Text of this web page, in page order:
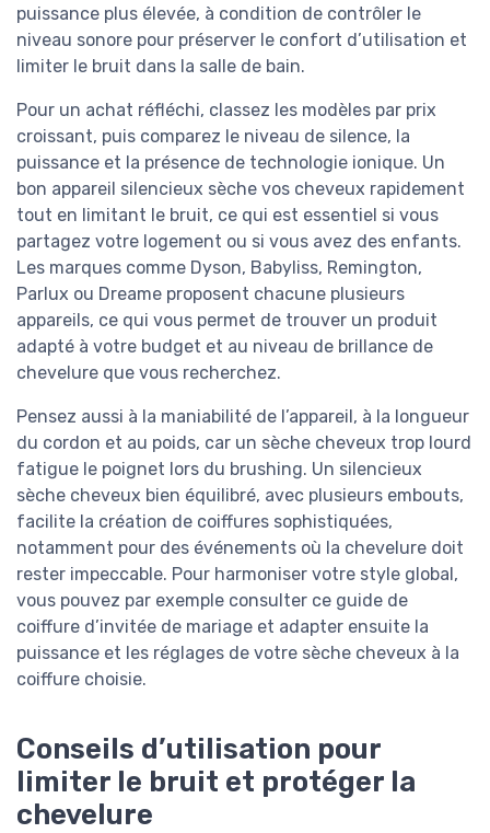
puissance plus élevée, à condition de contrôler le
niveau sonore pour préserver le confort d’utilisation et
limiter le bruit dans la salle de bain.
Pour un achat réfléchi, classez les modèles par prix
croissant, puis comparez le niveau de silence, la
puissance et la présence de technologie ionique. Un
bon appareil silencieux sèche vos cheveux rapidement
tout en limitant le bruit, ce qui est essentiel si vous
partagez votre logement ou si vous avez des enfants.
Les marques comme Dyson, Babyliss, Remington,
Parlux ou Dreame proposent chacune plusieurs
appareils, ce qui vous permet de trouver un produit
adapté à votre budget et au niveau de brillance de
chevelure que vous recherchez.
Pensez aussi à la maniabilité de l’appareil, à la longueur
du cordon et au poids, car un sèche cheveux trop lourd
fatigue le poignet lors du brushing. Un silencieux
sèche cheveux bien équilibré, avec plusieurs embouts,
facilite la création de coiffures sophistiquées,
notamment pour des événements où la chevelure doit
rester impeccable. Pour harmoniser votre style global,
vous pouvez par exemple consulter ce guide de
coiffure d’invitée de mariage et adapter ensuite la
puissance et les réglages de votre sèche cheveux à la
coiffure choisie.
Conseils d’utilisation pour
limiter le bruit et protéger la
chevelure